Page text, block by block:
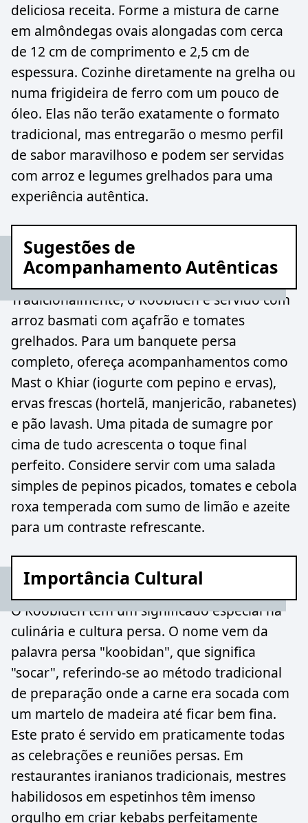
deliciosa receita. Forme a mistura de carne
em almôndegas ovais alongadas com cerca
de 12 cm de comprimento e 2,5 cm de
espessura. Cozinhe diretamente na grelha ou
numa frigideira de ferro com um pouco de
óleo. Elas não terão exatamente o formato
tradicional, mas entregarão o mesmo perfil
de sabor maravilhoso e podem ser servidas
com arroz e legumes grelhados para uma
experiência autêntica.
Sugestões de
Acompanhamento Autênticas
Tradicionalmente, o Koobideh é servido com
arroz basmati com açafrão e tomates
grelhados. Para um banquete persa
completo, ofereça acompanhamentos como
Mast o Khiar (iogurte com pepino e ervas),
ervas frescas (hortelã, manjericão, rabanetes)
e pão lavash. Uma pitada de sumagre por
cima de tudo acrescenta o toque final
perfeito. Considere servir com uma salada
simples de pepinos picados, tomates e cebola
roxa temperada com sumo de limão e azeite
para um contraste refrescante.
Importância Cultural
O Koobideh tem um significado especial na
culinária e cultura persa. O nome vem da
palavra persa "koobidan", que significa
"socar", referindo-se ao método tradicional
de preparação onde a carne era socada com
um martelo de madeira até ficar bem fina.
Este prato é servido em praticamente todas
as celebrações e reuniões persas. Em
restaurantes iranianos tradicionais, mestres
habilidosos em espetinhos têm imenso
orgulho em criar kebabs perfeitamente